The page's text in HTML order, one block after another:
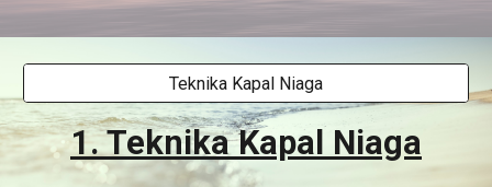
Teknika Kapal Niaga
1. Teknika Kapal Niaga